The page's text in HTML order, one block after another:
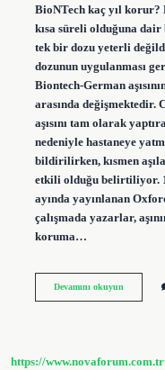
BioNTech kaç yıl korur?
kısa süreli olduğuna dair
tek bir dozu yeterli
dozunun uygulanması
Biontech-German
arasında değişmektedir.
aşısını tam olarak
nedeniyle hastaneye
bildirilirken, kısmen
etkili olduğu belirtiliyor.
ayında yayınlanan
çalışmada yazarlar,
koruma…
Devamını okuyunKorona
https://www.novaforum.com.tr